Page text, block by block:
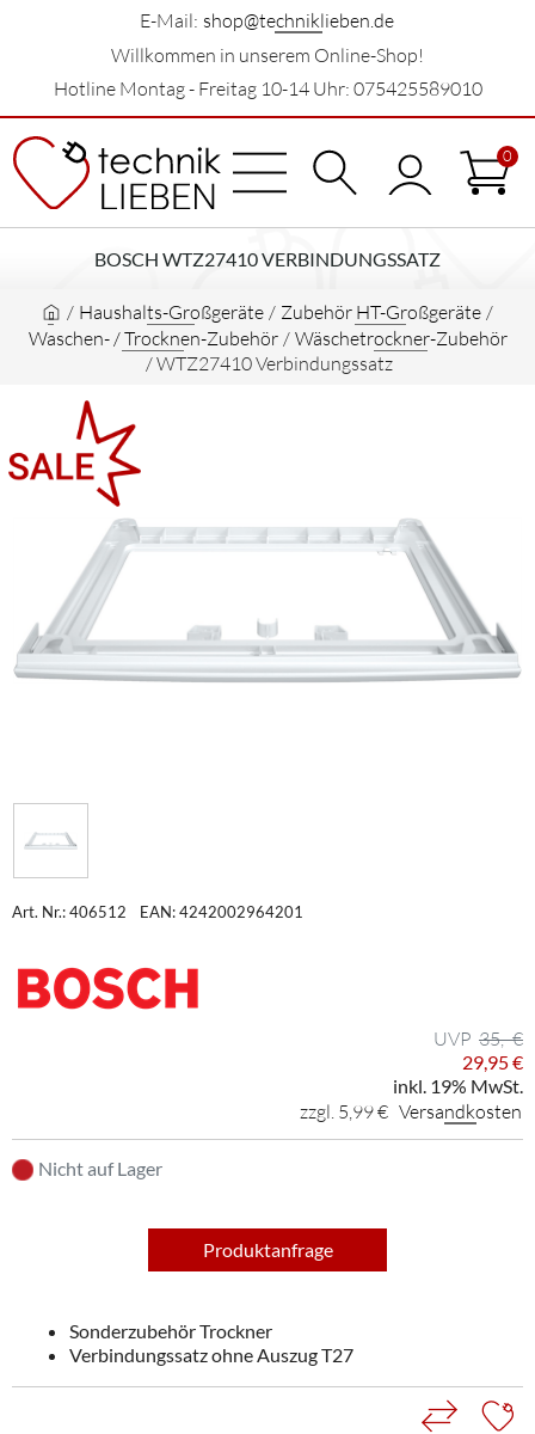
E-Mail: shop@techniklieben.de
Willkommen in unserem Online-Shop!
Hotline Montag - Freitag 10-14 Uhr: 075425589010
0
BOSCH WTZ27410 VERBINDUNGSSATZ
/ Haushalts-Großgeräte / Zubehör HT-Großgeräte /
Waschen- / Trocknen-Zubehör / Wäschetrockner-Zubehör
/WTZ27410 Verbindungssatz
Art. Nr.: 406512 EAN: 4242002964201
35,- €
29,95 €
inkl. 19% MwSt.
zzgl. 5,99 € Versandkosten
Nicht auf Lager
Produktanfrage
Sonderzubehör Trockner
Verbindungssatz ohne Auszug T27